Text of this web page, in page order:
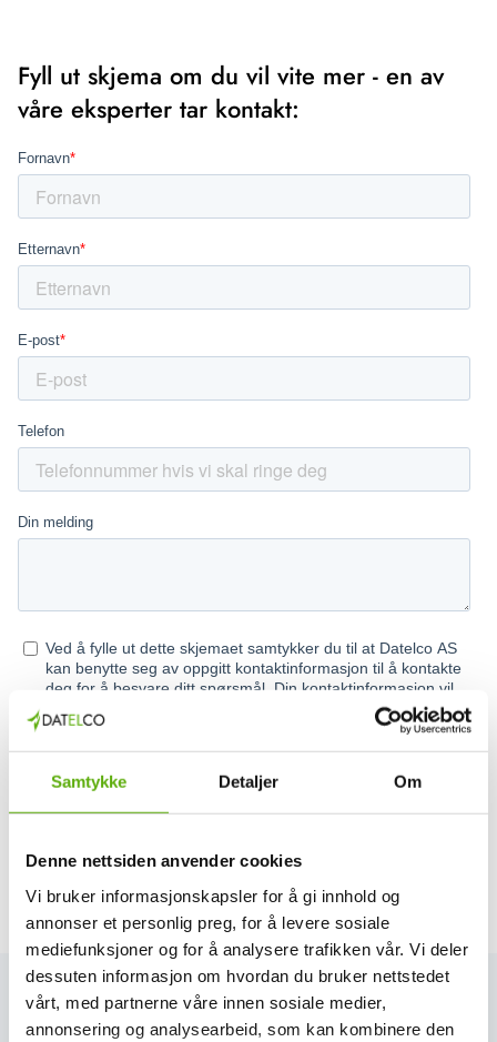
Samtykke Detaljer Om
Denne nettsiden anvender cookies
Vi bruker informasjonskapsler for å gi innhold og
annonser et personlig preg, for å levere sosiale
mediefunksjoner og for å analysere trafikken vår. Vi deler
dessuten informasjon om hvordan du bruker nettstedet
vårt, med partnerne våre innen sosiale medier,
annonsering og analysearbeid, som kan kombinere den
Fyll ut skjema om du vil vite mer - en av
våre eksperter tar kontakt: